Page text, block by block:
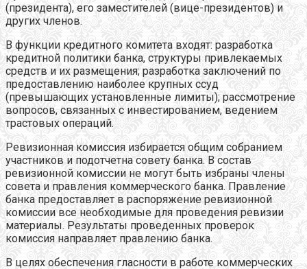
(президента), его заместителей (вице-президентов) и
других членов.
В функции кредитного комитета входят: разработка
кредитной политики банка, структуры привлекаемых
средств и их размещения; разработка заключений по
предоставлению наиболее крупных ссуд
(превышающих установленные лимиты); рассмотрение
вопросов, связанных с инвестированием, ведением
трастовых операций.
Ревизионная комиссия избирается общим собранием
участников и подотчетна совету банка. В состав
ревизионной комиссии не могут быть избраны члены
совета и правления коммерческого банка. Правление
банка предоставляет в распоряжение ревизионной
комиссии все необходимые для проведения ревизии
материалы. Результаты проведенных проверок
комиссия направляет правлению банка.
В целях обеспечения гласности в работе коммерческих